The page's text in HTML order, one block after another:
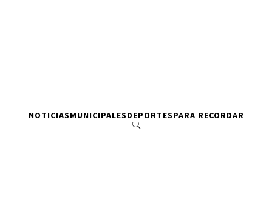
NOTICIASMUNICIPALESDEPORTESPARA RECORDAR